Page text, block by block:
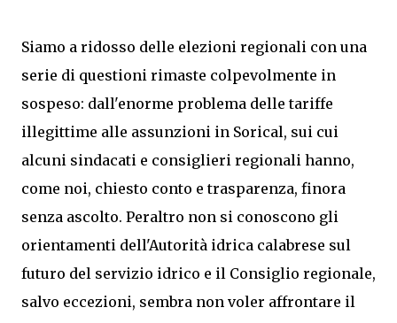
Siamo a ridosso delle elezioni regionali con una
serie di questioni rimaste colpevolmente in
sospeso: dall'enorme problema delle tariffe
illegittime alle assunzioni in Sorical, sui cui
alcuni sindacati e consiglieri regionali hanno,
come noi, chiesto conto e trasparenza, finora
senza ascolto. Peraltro non si conoscono gli
orientamenti dell'Autorità idrica calabrese sul
futuro del servizio idrico e il Consiglio regionale,
salvo eccezioni, sembra non voler affrontare il